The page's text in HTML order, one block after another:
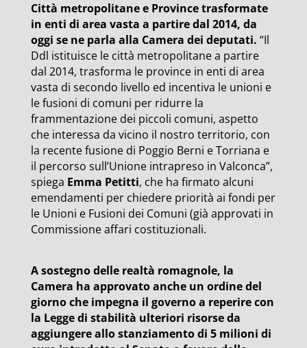
Città metropolitane e Province trasformate
in enti di area vasta a partire dal 2014, da
oggi se ne parla alla Camera dei deputati. “Il
Ddl istituisce le città metropolitane a partire
dal 2014, trasforma le province in enti di area
vasta di secondo livello ed incentiva le unioni e
le fusioni di comuni per ridurre la
frammentazione dei piccoli comuni, aspetto
che interessa da vicino il nostro territorio, con
la recente fusione di Poggio Berni e Torriana e
il percorso sull’Unione intrapreso in Valconca”,
spiega Emma Petitti, che ha firmato alcuni
emendamenti per chiedere priorità ai fondi per
le Unioni e Fusioni dei Comuni (già approvati in
Commissione affari costituzionali.
A sostegno delle realtà romagnole, la
Camera ha approvato anche un ordine del
giorno che impegna il governo a reperire con
la Legge di stabilità ulteriori risorse da
aggiungere allo stanziamento di 5 milioni di